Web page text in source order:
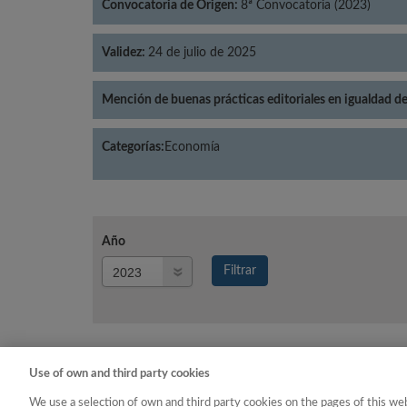
Convocatoria de Origen: 8ª Convocatoria (2023)
Validez: 24 de julio de 2025
Mención de buenas prácticas editoriales en igualdad
Categorías: Economía
Año
Filtrar
Año
Use of own and third party cookies
We use a selection of own and third party cookies on the pages of this